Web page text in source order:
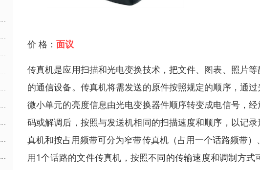
价 格： 面议
传真机是应用扫描和光电变换技术，把文件、图表、照片
的通信设备。传真机将需发送的原件按照规定的顺序，通
微小单元的亮度信息由光电变换器件顺序转变成电信号，
码或解调后，按照与发送机相同的扫描速度和顺序，以记
真机和按占用频带可分为窄带传真机（占用一个话路频带
用1个话路的文件传真机，按照不同的传输速度和调制方